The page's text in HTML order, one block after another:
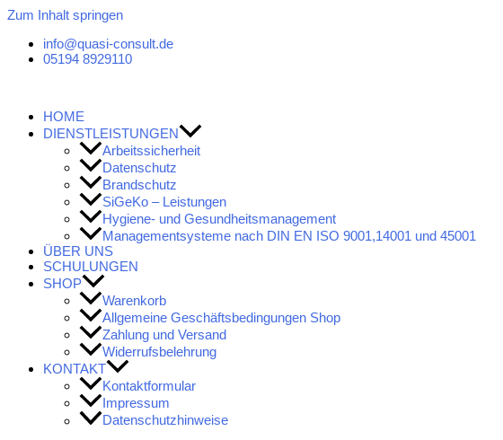
Zum Inhalt springen
info@quasi-consult.de
05194 8929110
HOME
DIENSTLEISTUNGEN
Arbeitssicherheit
Datenschutz
Brandschutz
SiGeKo – Leistungen
Hygiene- und Gesundheitsmanagement
Managementsysteme nach DIN EN ISO 9001,14001 und 45001
ÜBER UNS
SCHULUNGEN
SHOP
Warenkorb
Allgemeine Geschäftsbedingungen Shop
Zahlung und Versand
Widerrufsbelehrung
KONTAKT
Kontaktformular
Impressum
Datenschutzhinweise